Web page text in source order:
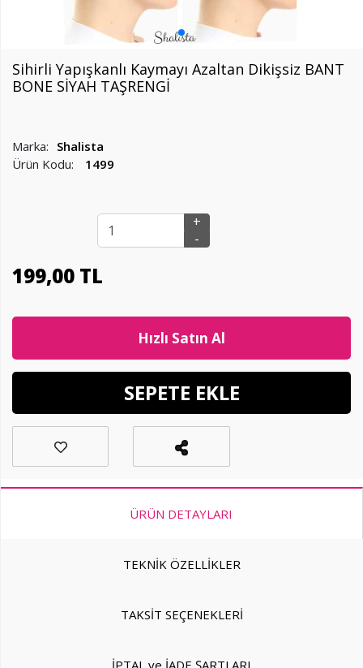
Sihirli Yapışkanlı Kaymayı Azaltan Dikişsiz BANT
BONE SİYAH TAŞRENGİ
Marka: Shalista
Ürün Kodu:
1499
+
-
199,00 TL
Hızlı Satın Al
SEPETE EKLE
ÜRÜN DETAYLARI
TEKNİK ÖZELLİKLER
TAKSİT SEÇENEKLERİ
İPTAL ve İADE ŞARTLARI